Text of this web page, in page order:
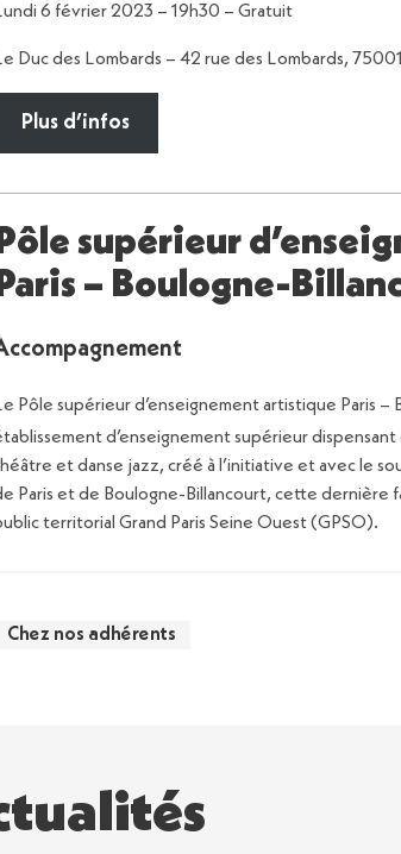
6 février 2023 – 19h30 – Gratuit
Duc des Lombards – 42 rue des Lombards,
Plus d’infos
supérieur
– Boulogne-
Pôle supérieur d’enseignement artistique Paris –
d’enseignement supérieur dispensant
et danse jazz, créé à l’initiative et avec le
Paris et de Boulogne-Billancourt, cette dernière
territorial Grand Paris Seine Ouest (GPSO).
Chez nos adhérents